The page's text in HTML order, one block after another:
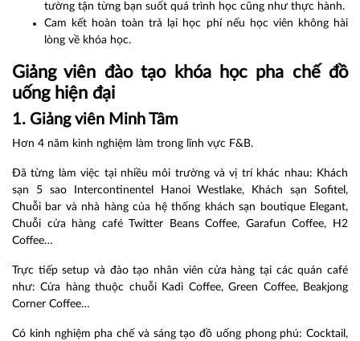
tường tận từng bạn suốt quá trình học cũng như thực hành.
Cam kết hoàn toàn trả lại học phí nếu học viên không hài
lòng về khóa học.
Giảng viên đào tạo khóa học pha chế đồ
uống hiện đại
1. Giảng viên Minh Tâm
Hơn 4 năm kinh nghiệm làm trong lĩnh vực F&B.
Đã từng làm việc tại nhiều môi trường và vị trí khác nhau: Khách
sạn 5 sao Intercontinentel Hanoi Westlake, Khách sạn Sofitel,
Chuỗi bar và nhà hàng của hệ thống khách sạn boutique Elegant,
Chuỗi cửa hàng café Twitter Beans Coffee, Garafun Coffee, H2
Coffee…
Trực tiếp setup và đào tạo nhân viên cửa hàng tại các quán café
như: Cửa hàng thuộc chuỗi Kadi Coffee, Green Coffee, Beakjong
Corner Coffee…
Có kinh nghiệm pha chế và sáng tạo đồ uống phong phú: Cocktail,